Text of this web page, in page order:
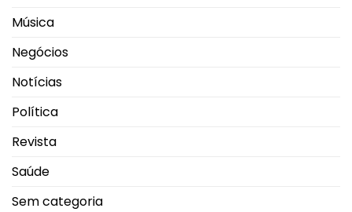
Música
Negócios
Notícias
Política
Revista
Saúde
Sem categoria